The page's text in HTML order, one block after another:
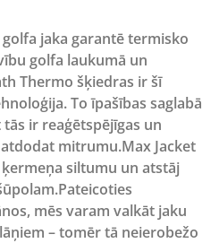
jaka garantē termisko
golfa laukumā un
Thermo šķiedras ir šī
To īpašības saglabā
ir reaģētspējīgas un
atdodat mitrumu.Max Jacket
siltumu un atstāj
Pateicoties
mēs varam valkāt jaku
– tomēr tā neierobežo